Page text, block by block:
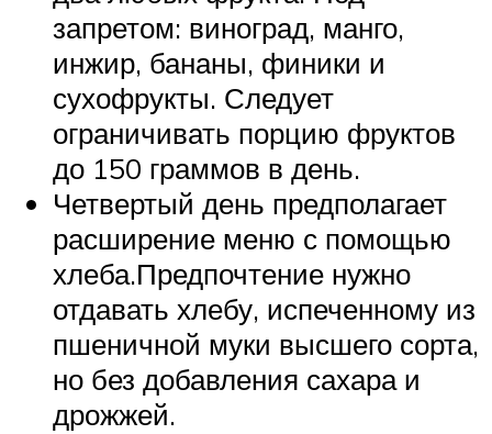
запретом: виноград, манго,
инжир, бананы, финики и
сухофрукты. Следует
ограничивать порцию фруктов
до 150 граммов в день.
Четвертый день предполагает
расширение меню с помощью
хлеба.Предпочтение нужно
отдавать хлебу, испеченному из
пшеничной муки высшего сорта,
но без добавления сахара и
дрожжей.